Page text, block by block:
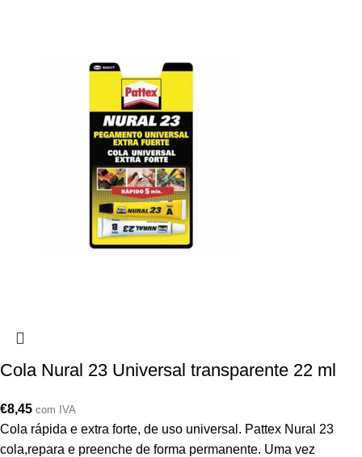
Cola Nural 23 Universal transparente 22 ml
€8,45 com IVA
Cola rápida e extra forte, de uso universal. Pattex Nural 23
cola,repara e preenche de forma permanente. Uma vez